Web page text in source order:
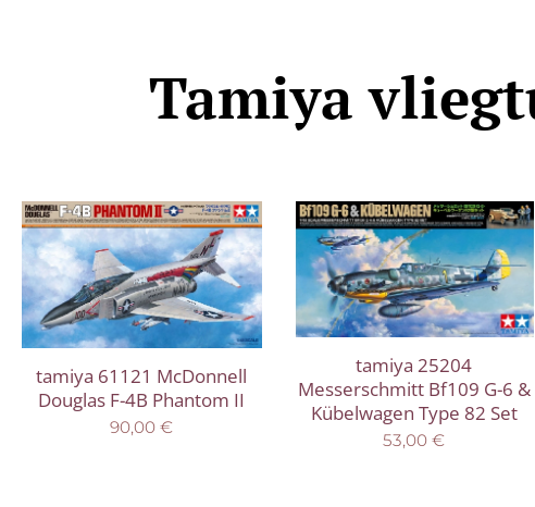
Tamiya
tamiya 61121 McDonnell
Douglas F-4B Phantom II
90,00 €
tamiya 25204
Messerschmitt Bf109 G-6 &
Kübelwagen Type 82 Set
53,00 €